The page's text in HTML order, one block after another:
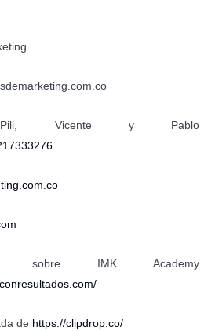
Vicente y Pablo
sobre IMK Academy
de https://clipdrop.co/